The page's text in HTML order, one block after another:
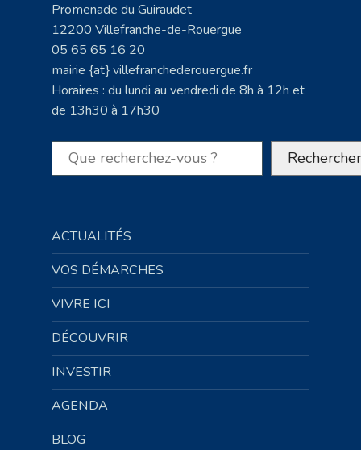
Promenade du Guiraudet
12200 Villefranche-de-Rouergue
05 65 65 16 20
mairie {at} villefranchederouergue.fr
Horaires : du lundi au vendredi de 8h à 12h et
de 13h30 à 17h30
Rechercher Rechercher
ACTUALITÉS
VOS DÉMARCHES
VIVRE ICI
DÉCOUVRIR
INVESTIR
AGENDA
BLOG